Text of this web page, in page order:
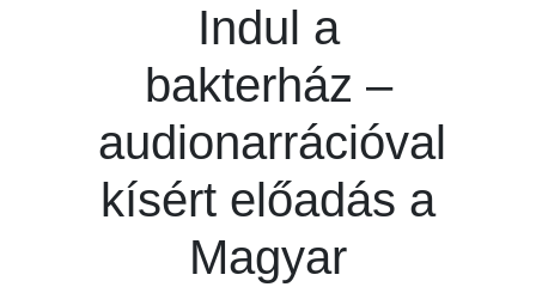
Indul a
bakterház –
audionarrációval
kísért előadás a
Magyar